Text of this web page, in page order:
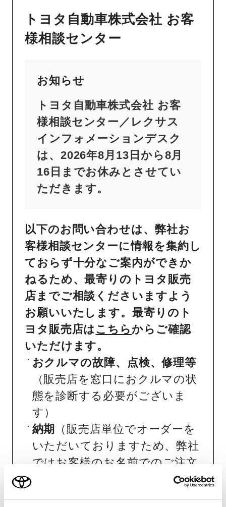
トヨタ自動車株式会社 お客
様相談センター
お知らせ
トヨタ自動車株式会社 お客
様相談センター／レクサス
インフォメーションデスク
は、2026年8月13日から8月
16日までお休みとさせてい
ただきます。
以下のお問い合わせは、弊社お
客様相談センターに情報を集約し
ておらず十分なご案内ができか
ねるため、最寄りのトヨタ販売
店までご相談くださいますよう
お願いいたします。最寄りのト
ヨタ販売店はこちら からご確認
いただけます。
おクルマの故障、点検、修理等
（販売店を窓口におクルマの状
態を診断する必要がございま
す）
納期
（販売店単位でオーダーを
いただいておりますため、弊社
ではお客様のお名前でのご注文